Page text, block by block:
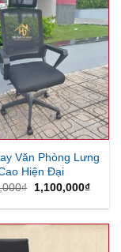
Văn Phòng Lưng
Hiện Đại
₫
Giá
là:
1,100,000₫Giá
tại